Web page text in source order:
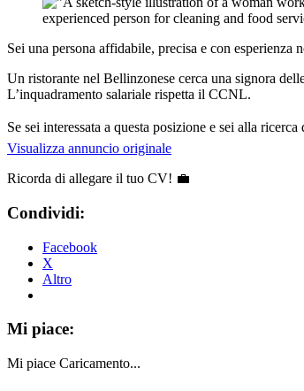
Sei una persona affidabile, precisa e con
Un ristorante nel Bellinzonese cerca una signora
L’inquadramento salariale rispetta il CCNL.
Se sei interessata a questa posizione e sei alla
Visualizza annuncio originale
Ricorda di allegare il tuo CV! 💼
Condividi:
Facebook
X
Altro
Mi piace:
Mi piace Caricamento...